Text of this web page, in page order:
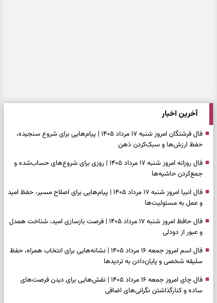
آخرین اخبار
فال فرشتگان امروز شنبه ۱۷ مرداد ۱۴۰۵ | پیام‌هایی برای شروع سنجیده،
حفظ ارزش‌ها و سبک‌کردن ذهن
فال روزانه امروز شنبه ۱۷ مرداد ۱۴۰۵ | روزی برای شروع‌های حساب‌شده و
جمع‌کردن حاشیه‌ها
فال انبیا امروز شنبه ۱۷ مرداد ۱۴۰۵ | پیام‌هایی برای اصلاح مسیر، حفظ امید
و عمل به مسئولیت‌ها
فال حافظ امروز شنبه ۱۷ مرداد ۱۴۰۵ | فرصت بازسازی امید، شناخت همدل
و عبور از دودلی
فال اسم امروز جمعه ۱۶ مرداد ۱۴۰۵ | نشانه‌هایی برای انتخاب همراه، حفظ
سلیقه شخصی و پایان‌دادن به تردیدها
فال چای امروز جمعه ۱۶ مرداد ۱۴۰۵ | نقش‌هایی برای دیدن فرصت‌های
ساده و کنارگذاشتن نگرانی‌های اضافی